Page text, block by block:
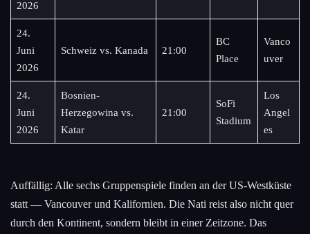
2026
24.
Juni
2026
Schweiz vs. Kanada 21:00
BC
Place
Vanco
uver
24.
Juni
2026
Bosnien-
Herzegowina vs.
Katar
21:00
SoFi
Stadium
Los
Angel
es
Auffällig: Alle sechs Gruppenspiele finden an der US-Westküste
statt — Vancouver und Kalifornien. Die Nati reist also nicht quer
durch den Kontinent, sondern bleibt in einer Zeitzone. Das